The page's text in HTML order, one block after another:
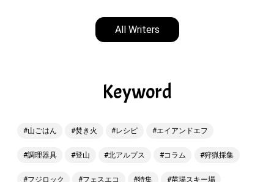
All Writers
Keyword
山ごはん 焚き火 レシピ エイアンドエフ
調理器具 登山 北アルプス コラム 狩猟採集
フジロック フェスエコ 特集 苗場スキー場